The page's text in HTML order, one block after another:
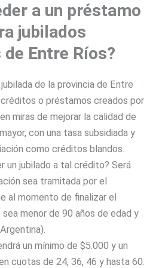
a un préstamo
jubilados
Entre Ríos?
de la provincia de Entre
créditos opréstamoscreados por
miras de mejorar la calidad de
con una tasa subsidiada y
como créditos blandos.
un jubilado a tal crédito? Será
sea tramitada por el
al momento de finalizar el
menor de 90 años de edad y
un mínimo de $5.000 y un
cuotas de 24, 36, 46 y hasta 60.